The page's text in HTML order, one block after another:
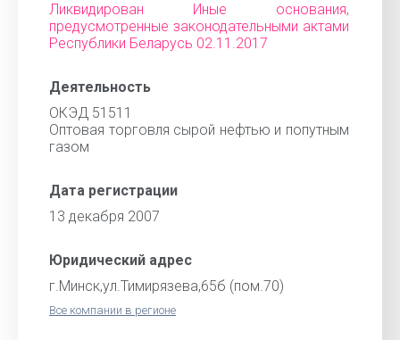
Ликвидирован Иные основания,
предусмотренные законодательными актами
Республики Беларусь 02.11.2017
Деятельность
ОКЭД 51511
Оптовая торговля сырой нефтью и попутным
газом
Дата регистрации
13 декабря 2007
Юридический адрес
г.Минск,ул.Тимирязева,65б (пом.70)
Все компании в регионе